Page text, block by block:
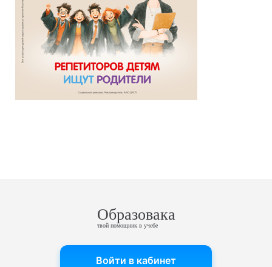
Образовака
твой помощник в учебе
Войти в кабинет